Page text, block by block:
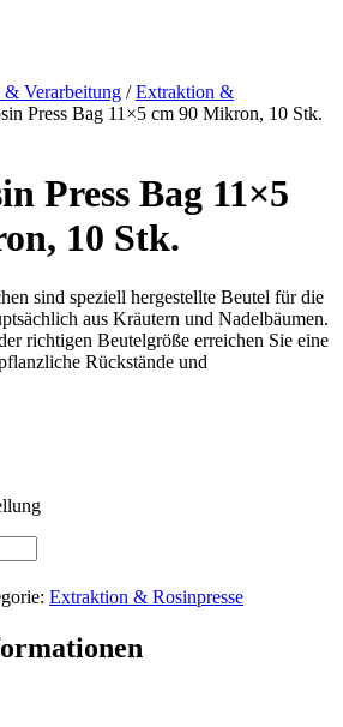
& Verarbeitung /Extraktion &
Press Bag 11×5 cm 90 Mikron, 10 Stk.
Press Bag 11×5
10 Stk.
sind speziell hergestellte Beutel für die
aus Kräutern und Nadelbäumen.
richtigen Beutelgröße erreichen Sie eine
Rückstände und
Extraktion & Rosinpresse